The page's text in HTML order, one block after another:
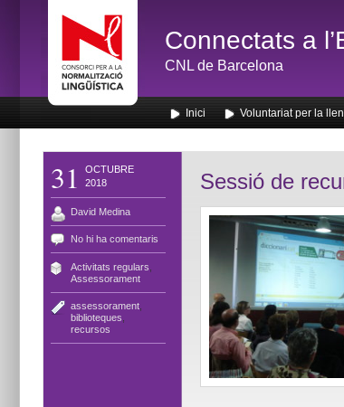
Connectats a
CNL de Barcelona
Inici Voluntariat per la
31
OCTUBRE
2018
David Medina
No hi ha comentaris
Activitats regulars
Assessorament
assessorament,
biblioteques
recursos
Sessió de